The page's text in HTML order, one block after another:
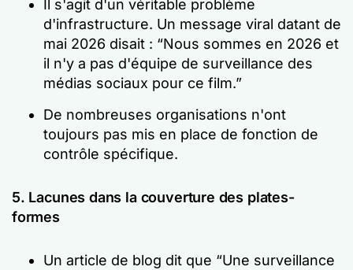
Il s'agit d'un véritable problème
d'infrastructure. Un message viral datant de
mai 2026 disait : “Nous sommes en 2026 et
il n'y a pas d'équipe de surveillance des
médias sociaux pour ce film.”
De nombreuses organisations n'ont
toujours pas mis en place de fonction de
contrôle spécifique.
5. Lacunes dans la couverture des plates-
formes
Un article de blog dit que “Une surveillance